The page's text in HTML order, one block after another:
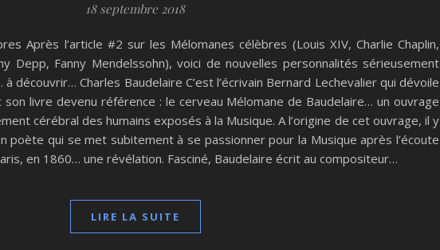
18 septembre 2018
Après l’article #2 sur les Mélomanes célèbres (Louis XIV, Charlie Chaplin,
Depp, Fanny Mendelssohn), voici de nouvelles personnalités sérieusement
découvrir… Charles Baudelaire C’est l’écrivain Bernard Lechevalier qui dévoile
livre devenu référence : le cerveau Mélomane de Baudelaire… un ouvrage
cérébral des humains exposés à la Musique. A l’origine de cet ouvrage, il y
poète qui se met subitement à se passionner pour la Musique après l’écoute
en 1860… une révélation. Fasciné, Baudelaire écrit au compositeur…
LIRE LA SUITE